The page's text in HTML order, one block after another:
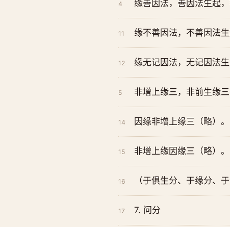
4 缘善因法，善因法生起，
11 缘不善因法，不善因法
12 缘无记因法，无记因法
5 非增上缘三，非前生缘
14 因缘非增上缘三（略）。
15 非增上缘因缘三（略）。
16 （于俱生分、于缘分、
17 7. 问分